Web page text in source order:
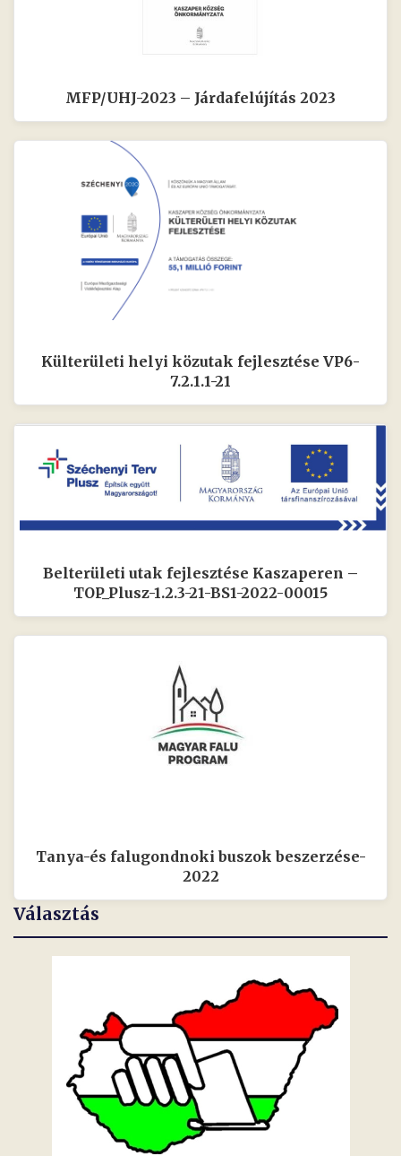
MFP/UHJ-2023 – Járdafelújítás 2023
Külterületi helyi közutak fejlesztése VP6-
7.2.1.1-21
Belterületi utak fejlesztése Kaszaperen –
TOP_Plusz-1.2.3-21-BS1-2022-00015
Tanya-és falugondnoki buszok beszerzése-
2022
Választás